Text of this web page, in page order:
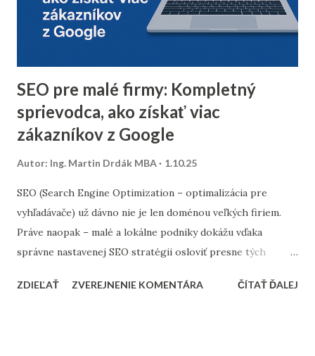
osloviť špeciálnou reaktivačnou kampaňou, alebo ich radšej
úplne odstrániť z databázy. 2. Segmentácia kontaktov podľa
minuloročnej v...
SEO pre malé firmy: Kompletný
sprievodca, ako získať viac
zákazníkov z Google
Autor: Ing. Martin Drdák MBA 1.10.25
SEO (Search Engine Optimization – optimalizácia pre
vyhľadávače) už dávno nie je len doménou veľkých firiem.
Práve naopak – malé a lokálne podniky dokážu vďaka
správne nastavenej SEO stratégii osloviť presne tých
ako nastaviť SEO tak, aby fungovalo aj pri menšom
ZDIEĽAŤ ZVEREJNENIE KOMENTÁRA ČÍTAŤ ĎALEJ